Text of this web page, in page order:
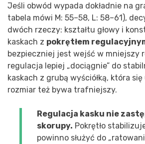
Jeśli obwód wypada dokładnie na
tabela mówi M: 55–58, L: 58–61),
dwóch rzeczy: kształtu głowy i
kaskach z pokrętłem
bezpieczniej jest wejść w mniejszy
regulacja lepiej „dociągnie” do
kaskach z grubą wyściółką, która
rozmiar też bywa trafniejszy.
Regulacja kasku nie
skorupy. Pokrętło
powinno służyć do